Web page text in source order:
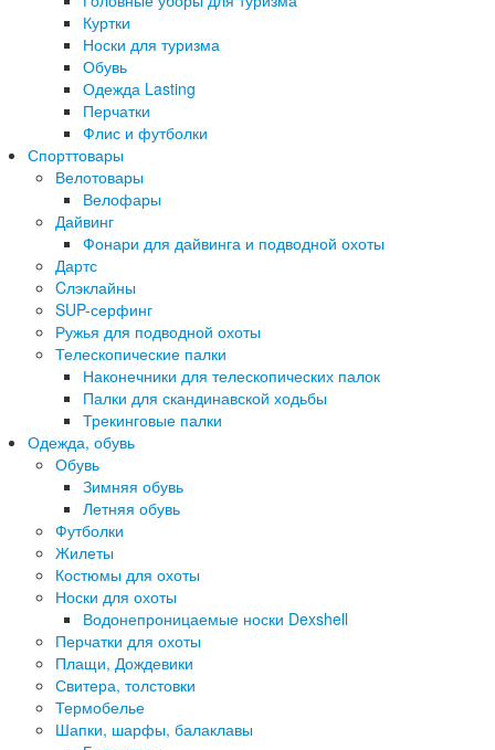
Куртки
Носки для туризма
Обувь
Одежда Lasting
Перчатки
Флис и футболки
Спорттовары
Велотовары
Велофары
Дайвинг
Фонари для дайвинга и подводной охоты
Дартс
Cлэклайны
SUP-серфинг
Ружья для подводной охоты
Телескопические палки
Наконечники для телескопических палок
Палки для скандинавской ходьбы
Трекинговые палки
Одежда, обувь
Обувь
Зимняя обувь
Летняя обувь
Футболки
Жилеты
Костюмы для охоты
Носки для охоты
Водонепроницаемые носки Dexshell
Перчатки для охоты
Плащи, Дождевики
Свитера, толстовки
Термобелье
Шапки, шарфы, балаклавы